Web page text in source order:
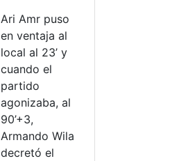
Ari Amr puso
en ventaja al
local al 23’ y
cuando el
partido
agonizaba, al
90’+3,
Armando Wila
decretó el